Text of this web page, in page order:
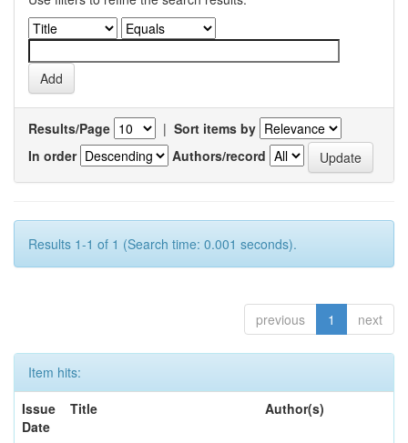
Results/Page | Sort items by
In order
Authors/record
Results 1-1 of 1 (Search time: 0.001 seconds).
previous 1 next
Item hits:
Issue
Date
Title Author(s)